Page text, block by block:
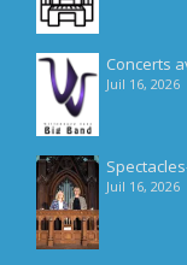
Concerts
Juil 16, 2026
Juil 16, 2026